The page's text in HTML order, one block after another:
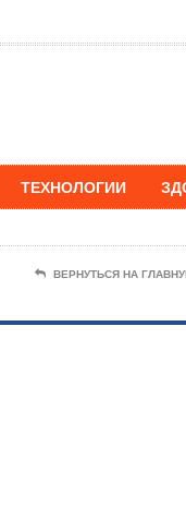
ТЕХНОЛОГИИ
ВЕРНУТЬСЯ НА